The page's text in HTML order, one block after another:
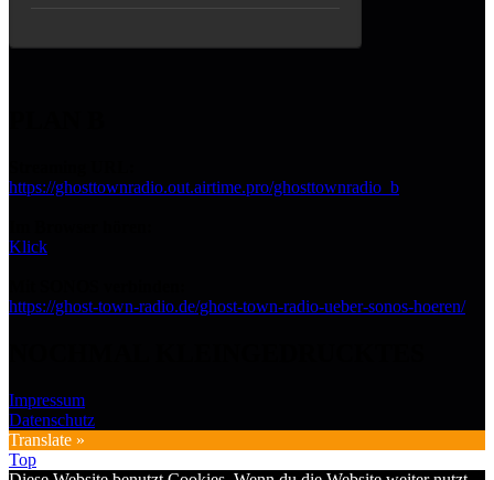
https://ghosttownradio.out.airtime.pro/ghosttownradio_b
Klick
https://ghost-town-radio.de/ghost-town-radio-ueber-sonos-hoeren/
Impressum
Datenschutz
Translate »
Top